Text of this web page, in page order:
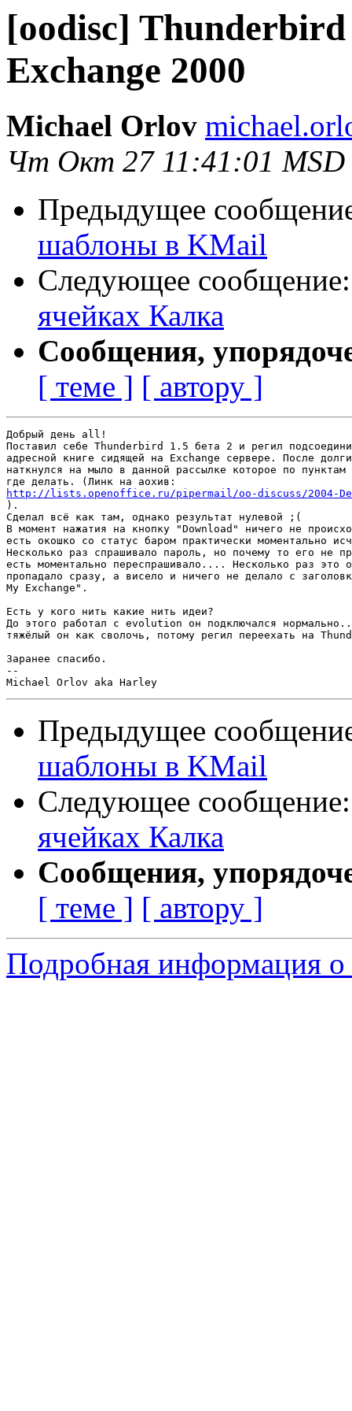
[oodisc]
Exchange 2000
Michael Orlov
Чт Окт 27 11:41:01 MSD
Предыдущее
шаблоны в KMail
Следующее
ячейках Калка
Сообщения,
[ теме ] [ автору ]
Добрый день all!
Поставил себе Thunderbird 1.5 бета 2 и регил
адресной книге сидящей на Exchange сервере. После
наткнулся на мыло в данной рассылке которое по пунктам
http://lists.openoffice.ru/pipermail/oo-discuss/2004-
).
Сделал всё как там, однако результат нулевой ;(
В момент нажатия на кнопку "Download" ничего не
есть окошко со статус баром практически моментально
Несколько раз спрашивало пароль, но почему то его не
есть моментально переспрашивало.... Несколько раз это
пропадало сразу, а висело и ничего не делало с
My Exchange".
Есть у кого нить какие нить идеи?
До этого работал с evolution он подключался
тяжёлый он как сволочь, потому регил переехать на
Заранее спасибо.
--
Предыдущее
шаблоны в KMail
Следующее
ячейках Калка
Сообщения,
[ теме ] [ автору ]
Подробная информация о